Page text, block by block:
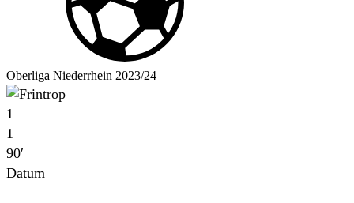
Oberliga Niederrhein 2023/24
1
1
90′
Datum